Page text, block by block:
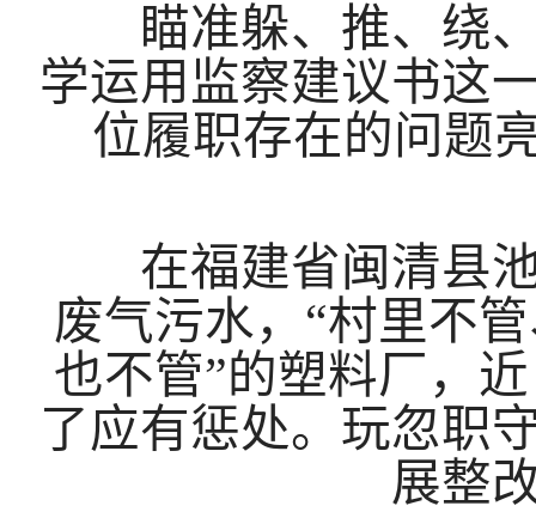
瞄准躲、推、绕、
学运用监察建议书这
位履职存在的问题
在福建省闽清县池
废气污水， “村里不
也不管”的塑料厂，
了应有惩处。玩忽职
展整